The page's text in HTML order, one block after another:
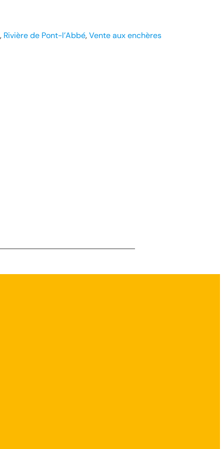
, Rivière de Pont-l’Abbé, Vente aux enchères